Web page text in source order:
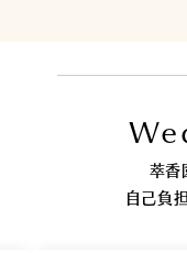
萃香
自己負